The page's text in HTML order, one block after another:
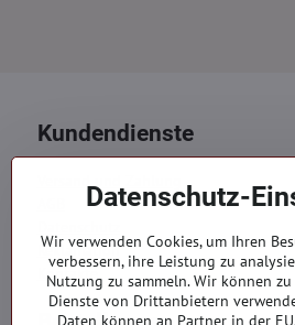
Kundendienste
Reklamation
Kontakte
Datenschutz-
Wir verwenden Cookies, um Ihren
verbessern, ihre Leistung zu
Nutzung zu sammeln. Wir können
Dienste von Drittanbietern
Daten können an Partner in der